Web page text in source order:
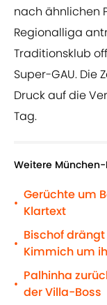
nach ähnlichen
Regionalliga
Traditionsklub
Super-GAU. Die
Druck auf die
Tag.
Weitere
•
Gerüchte um
Klartext
•
Bischof
Kimmich um
•
Palhinha
der Villa-Boss